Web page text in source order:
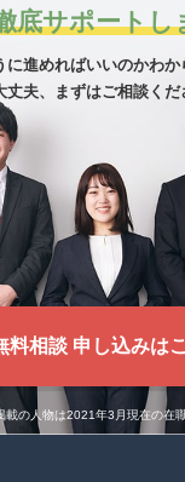
底サポートし
に進めればいいのかわ
丈夫、
まずはご相談くだ
料相談 申し込みは
の人物は2021年3月現在の在